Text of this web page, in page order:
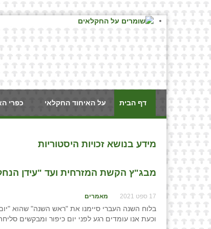
דף הבית על האיחוד החקלאי כפרי
מידע בנושא זכויות היסטוריות
מבג"ץ הקשת המזרחית ועד "עידן
17 ספט 2021 מאמרים
בלוח השנה העברי סיימנו את "ראש השנה" שהוא
וכעת אנו עומדים רגע לפני יום כיפור ומבקשים